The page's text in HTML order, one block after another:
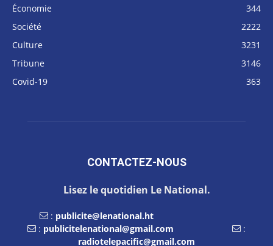
Économie
344
Société
2222
Culture
3231
Tribune
3146
Covid-19
363
CONTACTEZ-NOUS
Lisez le quotidien Le National.
: publicite@lenational.ht
: publicitelenational@gmail.com
:
radiotelepacific@gmail.com